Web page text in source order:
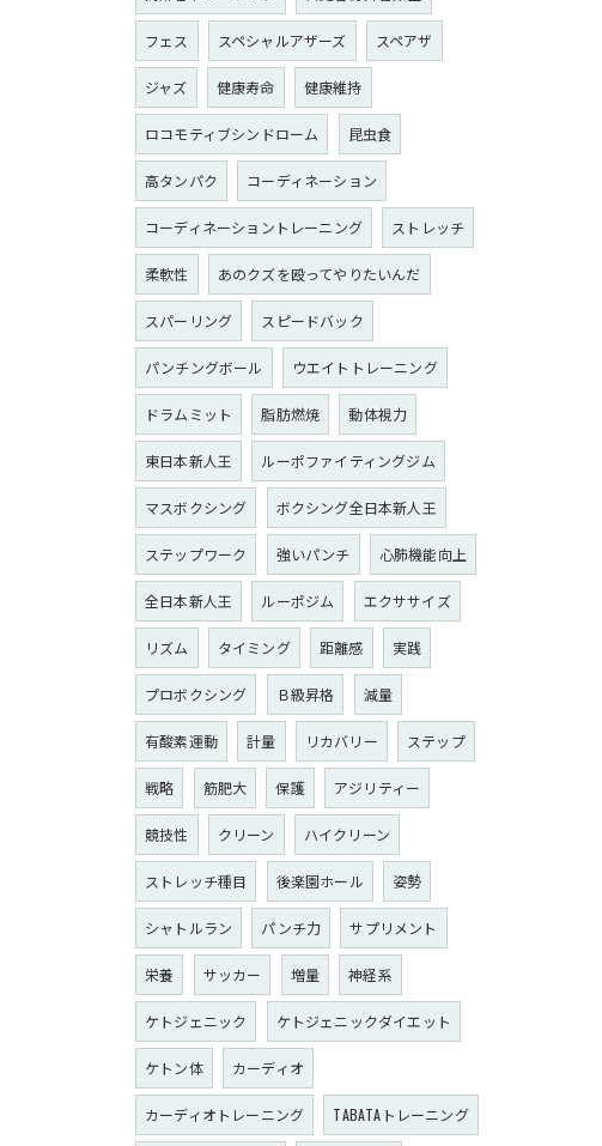
フェス スペシャルアザーズ スペアザ
ジャズ 健康寿命 健康維持
ロコモティブシンドローム 昆虫食
高タンパク コーディネーション
コーディネーショントレーニング ストレッチ
柔軟性 あのクズを殴ってやりたいんだ
スパーリング スピードバック
パンチングボール ウエイトトレーニング
ドラムミット 脂肪燃焼 動体視力
東日本新人王 ルーポファイティングジム
マスボクシング ボクシング全日本新人王
ステップワーク 強いパンチ 心肺機能向上
全日本新人王 ルーポジム エクササイズ
リズム タイミング 距離感 実践
プロボクシング Ｂ級昇格 減量
有酸素運動 計量 リカバリー ステップ
戦略 筋肥大 保護 アジリティー
競技性 クリーン ハイクリーン
ストレッチ種目 後楽園ホール 姿勢
シャトルラン パンチ力 サプリメント
栄養 サッカー 増量 神経系
ケトジェニック ケトジェニックダイエット
ケトン体 カーディオ
カーディオトレーニング TABATAトレーニング